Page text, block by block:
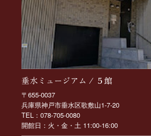
垂水ミュージアム / ５館
〒655-0037
兵庫県神戸市垂水区歌敷山1-7-20
TEL：078-705-0080
開館日：火・金・土 11:00-16:00